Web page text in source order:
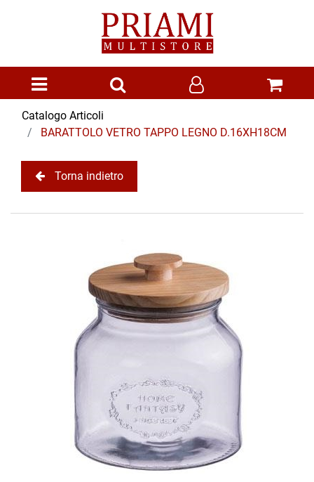
Open menu
Catalogo Articoli
BARATTOLO VETRO TAPPO LEGNO D.16XH18CM
Torna indietro